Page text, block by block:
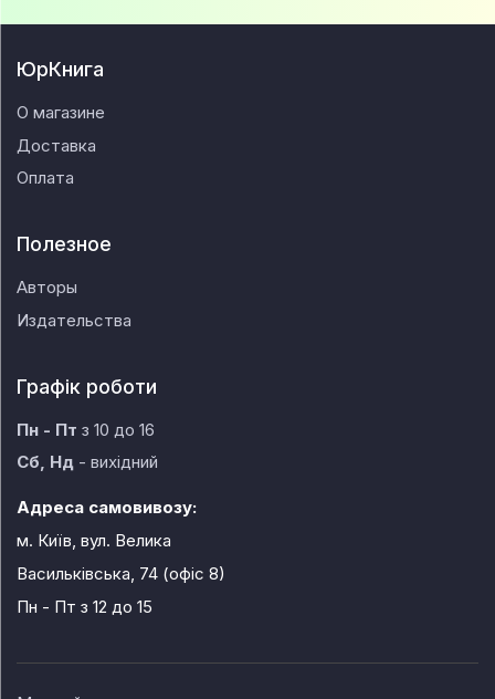
ЮрКнига
О магазине
Доставка
Оплата
Полезное
Авторы
Издательства
Графік роботи
Пн - Пт з 10 до 16
Сб, Нд - вихідний
Адреса самовивозу:
м. Київ, вул. Велика
Васильківська, 74 (офіс 8)
Пн - Пт з 12 до 15